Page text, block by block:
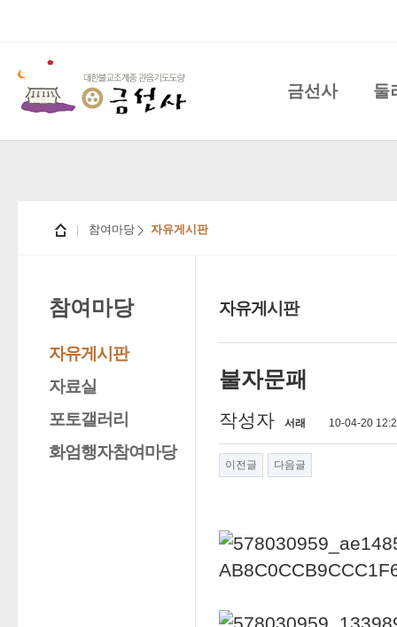
금선사 둘
참여마당 자유게시판
참여마당
자유게시판
자료실
포토갤러리
화엄행자참여마당
자유게시판
불자문패
작성자 서래 10-04-20
이전글 다음글